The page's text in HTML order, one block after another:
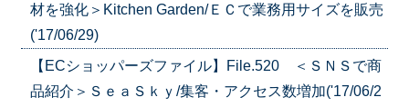
材を強化＞Kitchen Garden/ＥＣで業務用サイズを販売
('17/06/29)
【ECショッパーズファイル】File.520 ＜ＳＮＳで商
品紹介＞ＳｅａＳｋｙ/集客・アクセス数増加('17/06/2